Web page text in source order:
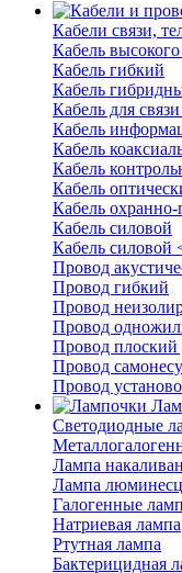
Кабели связи,
Кабель
Кабель гибкий
Кабель
Кабель для
Кабель
Кабель
Кабель
Кабель
Кабель
Кабель силовой
Кабель силовой
Провод
Провод гибкий
Провод
Провод
Провод плоский
Провод
Провод
Светодиодные
Лампа
Лампа
Галогенные
Натриевая лампа
Ртутная лампа
Бактерицидная